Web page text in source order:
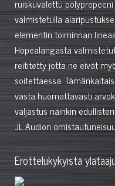
ruiskuvalettu
valmistetulla
elementin toiminnan
Hopealangasta
reititetty jotta ne eivät
soitettaessa.
vasta huomattavasti
valjastus näinkin
JL Audion
Erottelukykyistä